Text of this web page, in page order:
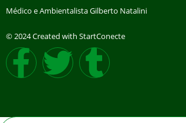
Médico e Ambientalista Gilberto Natalini
© 2024 Created with StartConecte